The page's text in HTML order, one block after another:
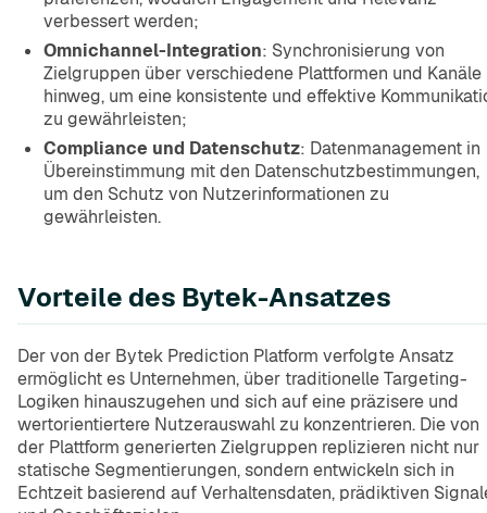
verbessert werden;
Omnichannel-Integration: Synchronisierung von
Zielgruppen über verschiedene Plattformen und Kanäle
hinweg, um eine konsistente und effektive
zu gewährleisten;
Compliance und Datenschutz: Datenmanagement in
Übereinstimmung mit den Datenschutzbestimmungen,
um den Schutz von Nutzerinformationen zu
gewährleisten.
Vorteile des Bytek-Ansatzes
Der von der Bytek Prediction Platform verfolgte Ansatz
ermöglicht es Unternehmen, über traditionelle Targeting-
Logiken hinauszugehen und sich auf eine präzisere und
wertorientiertere Nutzerauswahl zu konzentrieren. Die von
der Plattform generierten Zielgruppen replizieren nicht nur
statische Segmentierungen, sondern entwickeln sich in
Echtzeit basierend auf Verhaltensdaten, prädiktiven